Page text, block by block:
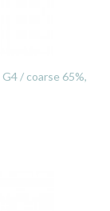
/ coarse 65%,